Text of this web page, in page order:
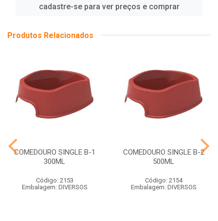
cadastre-se para ver preços e comprar
Produtos Relacionados
COMEDOURO SINGLE B-1
300ML
Código: 2153
Embalagem: DIVERSOS
COMEDOURO SINGLE B-2
500ML
Código: 2154
Embalagem: DIVERSOS